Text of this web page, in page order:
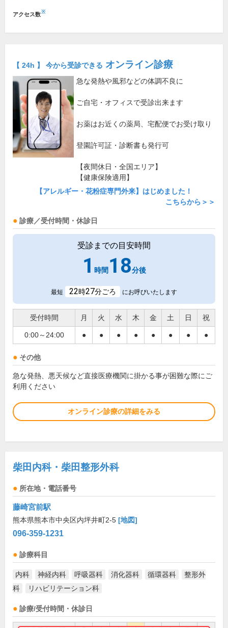
アクセス数※
【 24h 】 今から受診できる オンライン診療
急な発熱や風邪などの体調不良に
ご自宅・オフィスで受診出来ます
お薬はお近くの薬局、宅配便でお受け取り
登園許可証・診断書も発行可
【夜間休日・全国エリア】
【健康保険適用】
【アレルギー・花粉症専門外来】はじめました！
こちらから＞＞
診療／受付時間・休診日
受診までの目安時間
1 時間18分後
最短 22時27分ごろ にお呼びいたします
受付時間 月 火 水 木 金 土 日 祝
0:00～24:00 ● ● ● ● ● ● ● ●
その他
急な発熱、悪天候など直接医療機関に掛かる事が困難な際にご
利用ください
オンライン診療の詳細をみる
柴田内科・柴田整形外科
所在地・電話番号
藤崎宮前駅
熊本県熊本市中央区内坪井町2-5 [地図]
096-359-1231
診療科目
内科 神経内科 呼吸器科 消化器科 循環器科
整形外
科
リハビリテーション科
診療/受付時間・休診日